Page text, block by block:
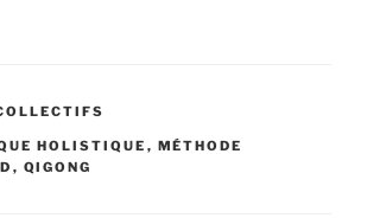
HOLISTIQUE , MÉTHODE
, QIGONG